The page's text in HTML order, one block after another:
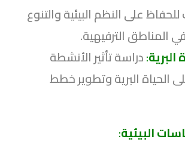
للحفاظ على النظم البيئية والتنوع
المناطق الترفيهية.
البرية:دراسة تأثير الأنشطة
الحياة البرية وتطوير خطط
البيئية: